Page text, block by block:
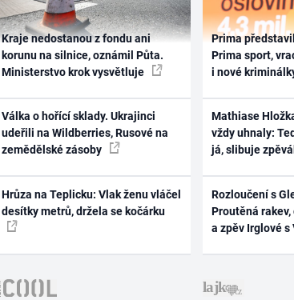
Kraje nedostanou z fondu ani
korunu na silnice, oznámil Půta.
Ministerstvo krok vysvětluje
Válka o hořící sklady. Ukrajinci
udeřili na Wildberries, Rusové na
zemědělské zásoby
Hrůza na Teplicku: Vlak ženu vláčel
desítky metrů, držela se kočárku
Prima
Prima sport,
i nové
Mathiase
vždy uhnaly:
já, slibuje
Rozloučení s
Proutěná
a zpěv Irglové s